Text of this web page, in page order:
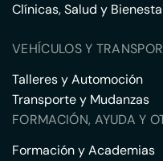
Clínicas, Salud y
VEHÍCULOS Y
Talleres y Automoción
Transporte y Mudanzas
FORMACIÓN, AYUDA Y
Formación y Academias